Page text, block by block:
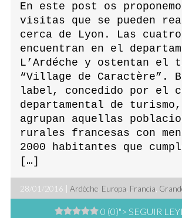
En este post os
visitas que se pueden
cerca de Lyon. Las
encuentran en el
L’Ardéche y ostentan el
“Village de Caractère”.
label, concedido por el
departamental de
agrupan aquellas
rurales francesas con
2000 habitantes que
[…]
28/01/2016 |Ardèche, Europa, Francia,
0 (0)"> SEGUIR